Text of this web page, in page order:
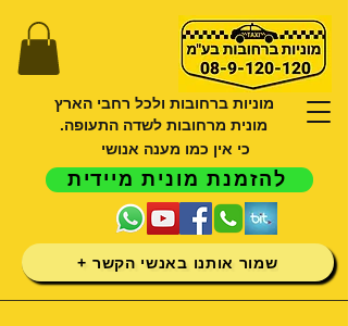
מוניות ברחובות ולכל רחבי הארץ
מונית מרחובות לשדה התעופה.
כי אין כמו מענה אנושי
להזמנת מונית מיידית
שמור אותנו באנשי הקשר +